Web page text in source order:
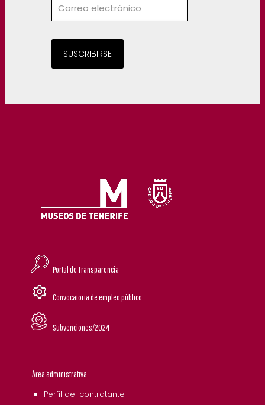
SUSCRIBIRSE
Portal de Transparencia
Convocatoria de empleo público
Subvenciones/2024
Área administrativa
Perfil del contratante